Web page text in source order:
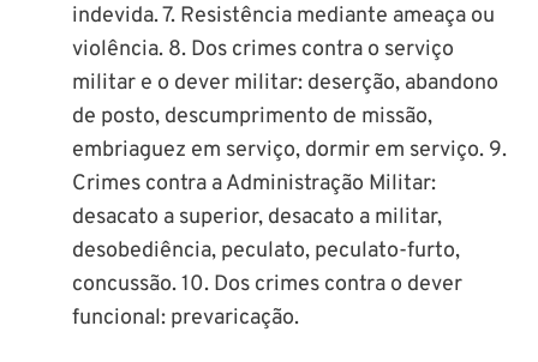
indevida. 7. Resistência mediante ameaça ou
violência. 8. Dos crimes contra o serviço
militar e o dever militar: deserção, abandono
de posto, descumprimento de missão,
embriaguez em serviço, dormir em serviço. 9.
Crimes contra a Administração Militar:
desacato a superior, desacato a militar,
desobediência, peculato, peculato-furto,
concussão. 10. Dos crimes contra o dever
funcional: prevaricação.